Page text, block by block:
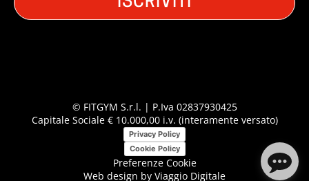
© FITGYM S.r.l. | P.Iva 02837930425
Capitale Sociale € 10.000,00 i.v. (interamente versato)
Privacy Policy
Cookie Policy
Preferenze Cookie
Web design by Viaggio Digitale